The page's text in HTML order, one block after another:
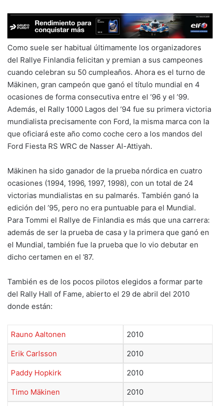
Como suele ser habitual últimamente los organizadores
del Rallye Finlandia felicitan y premian a sus campeones
cuando celebran su 50 cumpleaños. Ahora es el turno de
Mäkinen, gran campeón que ganó el título mundial en 4
ocasiones de forma consecutiva entre el ’96 y el ’99.
Además, el Rally 1000 Lagos del ’94 fue su primera victoria
mundialista precisamente con Ford, la misma marca con la
que oficiará este año como coche cero a los mandos del
Ford Fiesta RS WRC de Nasser Al-Attiyah.
Mäkinen ha sido ganador de la prueba nórdica en cuatro
ocasiones (1994, 1996, 1997, 1998), con un total de 24
victorias mundialistas en su palmarés. También ganó la
edición del ’95, pero no era puntuable para el Mundial.
Para Tommi el Rallye de Finlandia es más que una carrera:
además de ser la prueba de casa y la primera que ganó en
el Mundial, también fue la prueba que lo vio debutar en
dicho certamen en el ’87.
También es de los pocos pilotos elegidos a formar parte
del Rally Hall of Fame, abierto el 29 de abril del 2010
donde están:
Rauno Aaltonen 2010
Erik Carlsson 2010
Paddy Hopkirk 2010
Timo Mäkinen 2010